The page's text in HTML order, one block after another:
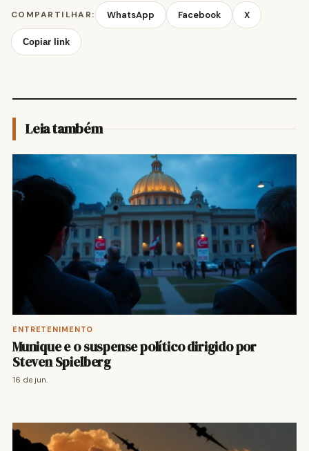
COMPARTILHAR: WhatsApp Facebook X
Copiar link
Leia também
ENTRETENIMENTO
Munique e o suspense político dirigido por
Steven Spielberg
16 de jun.